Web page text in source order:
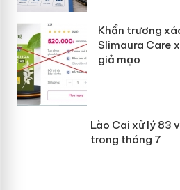
Khẩn trương
Slimaura Care
giả mạo
Lào Cai xử lý
mại trong tháng